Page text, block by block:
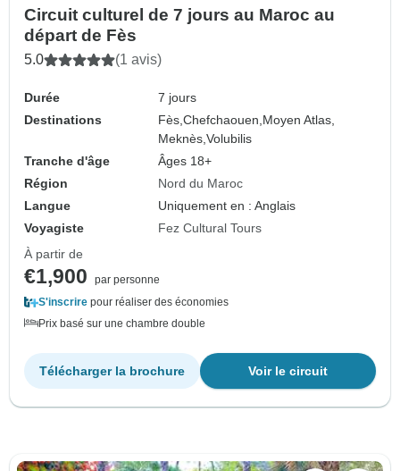
Circuit culturel de 7 jours au Maroc au
départ de Fès
5.0 (1 avis)
Durée
7 jours
Destinations
Fès,Chefchaouen, Moyen Atlas,
Meknès,Volubilis
Tranche d'âge
Âges 18+
Région
Nord du Maroc
Langue
Uniquement en : Anglais
Voyagiste
Fez Cultural Tours
À partir de
€1,900
par personne
S'inscrire pour réaliser des économies
Prix basé sur une chambre double
Voir le circuit
Télécharger la brochure